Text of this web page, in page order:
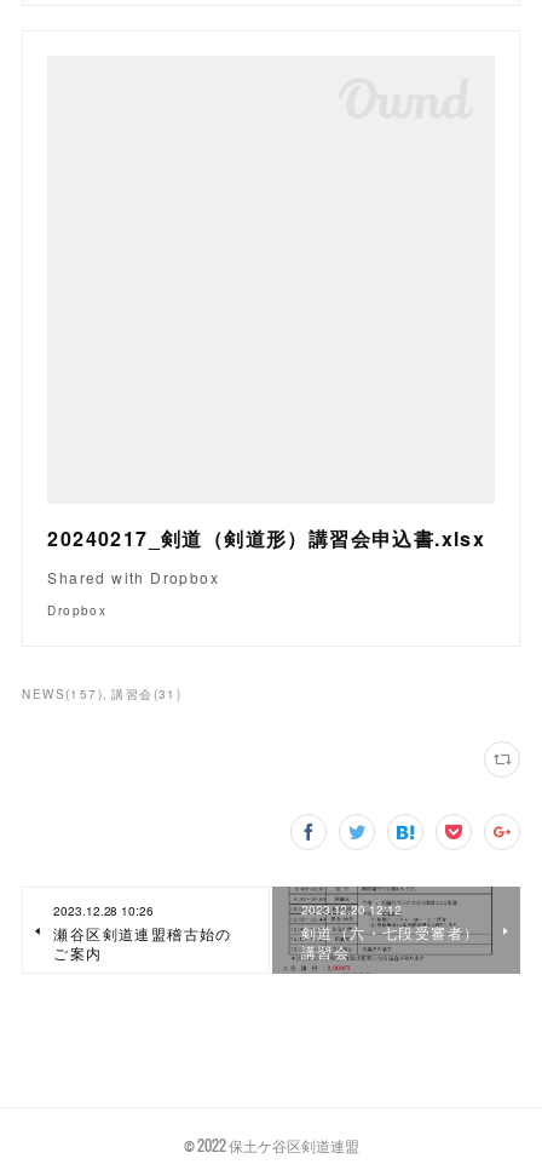
20240217_剣道（剣道形）講習会申込書.xlsx
Shared with Dropbox
Dropbox
NEWS(157 ) 講習会(31 )
2023.12.28 10:26
瀬谷区剣道連盟稽古始の
ご案内
2023.12.20 12:12
剣道（六・七段受審者）
講習会
© 2022 保土ケ谷区剣道連盟